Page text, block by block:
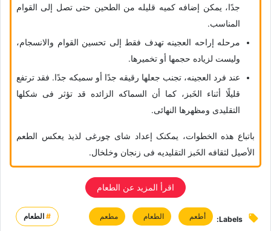
جدًا، یمکن إضافه کمیه قلیله من الطحین حتى تصل إلى القوام
المناسب.
مرحله إراحه العجینه تهدف فقط إلى تحسین القوام والانسجام،
ولیست لزیاده حجمها أو تخمیرها.
عند فرد العجینه، تجنب جعلها رقیقه جدًا أو سمیکه جدًا. فقد ترتفع
قلیلًا أثناء الخَبز، کما أن السماکه الزائده قد تؤثر فی شکلها
التقلیدی ومظهرها النهائی.
باتباع هذه الخطوات، یمکنک إعداد شای چورغی لذیذ یعکس الطعم
الأصیل لثقافه الخَبز التقلیدیه فی زنجان وخلخال.
اقرأ المزید عن الطعام
Labels: أطعم الطعام مطعم #الطعام